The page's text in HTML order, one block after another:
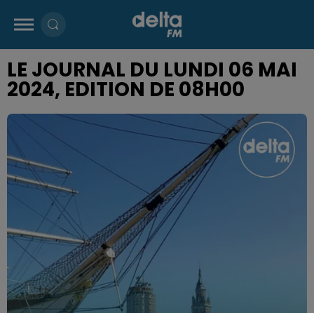
LE JOURNAL DU LUNDI 06 MAI
2024, EDITION DE 08H00